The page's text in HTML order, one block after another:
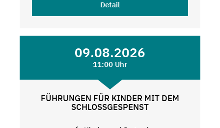
Detail
09.08.2026
11:00 Uhr
FÜHRUNGEN FÜR KINDER MIT DEM
SCHLOSSGESPENST